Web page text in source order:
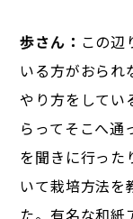
歩さん： この辺
いる方がおられ
やり方をしてい
らってそこへ通
を聞きに行った
いて栽培方法を
た。有名な和紙